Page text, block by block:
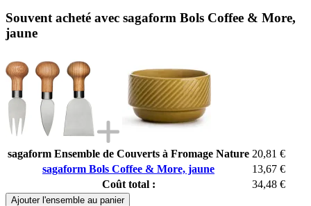
Souvent acheté avec sagaform Bols Coffee & More,
jaune
sagaform Ensemble de Couverts à Fromage Nature 20,81 €
sagaform Bols Coffee & More, jaune
13,67 €
Coût total :
34,48 €
Ajouter l'ensemble au panier